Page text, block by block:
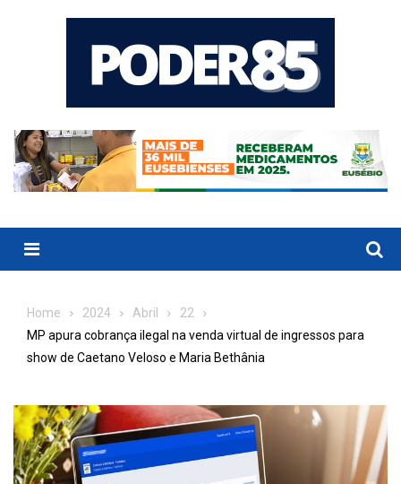
Menu
Home 2024 Abril
22
MP apura cobrança ilegal na venda virtual de ingressos para
show de Caetano Veloso e Maria Bethânia